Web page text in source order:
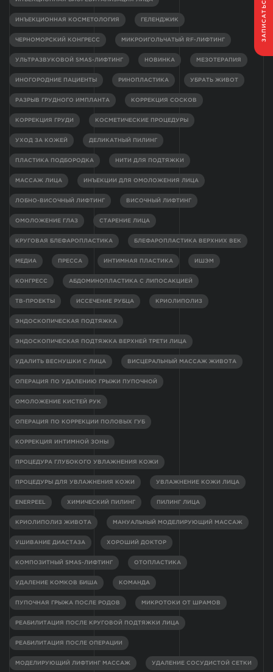
ЗАПИСАТЬСЯ
ИНЪЕКЦИОННАЯ КОСМЕТОЛОГИЯ ГЕЛЕНДЖИК
ЧЕРНОМОРСКИЙ КОНГРЕСС МИКРОИГОЛЬЧАТЫЙ RF-ЛИФТИНГ
УЛЬТРАЗВУКОВОЙ SMAS-ЛИФТИНГ НОВИНКА МЕЗОТЕРАПИЯ
ИНОГОРОДНИЕ ПАЦИЕНТЫ РИНОПЛАСТИКА УБРАТЬ ЖИВОТ
РАЗРЫВ ГРУДНОГО ИМПЛАНТА КОРРЕКЦИЯ СОСКОВ
КОРРЕКЦИЯ ГРУДИ КОСМЕТИЧЕСКИЕ ПРОЦЕДУРЫ
УХОД ЗА КОЖЕЙ ДЕЛИКАТНЫЙ ПИЛИНГ
ПЛАСТИКА ПОДБОРОДКА НИТИ ДЛЯ ПОДТЯЖКИ
МАССАЖ ЛИЦА ИНЪЕКЦИИ ДЛЯ ОМОЛОЖЕНИЯ ЛИЦА
ЛОБНО-ВИСОЧНЫЙ ЛИФТИНГ ВИСОЧНЫЙ ЛИФТИНГ
ОМОЛОЖЕНИЕ ГЛАЗ СТАРЕНИЕ ЛИЦА
КРУГОВАЯ БЛЕФАРОПЛАСТИКА БЛЕФАРОПЛАСТИКА ВЕРХНИХ ВЕК
МЕДИА ПРЕССА ИНТИМНАЯ ПЛАСТИКА ИШЭМ
КОНГРЕСС АБДОМИНОПЛАСТИКА С ЛИПОСАКЦИЕЙ
ТВ-ПРОЕКТЫ ИССЕЧЕНИЕ РУБЦА КРИОЛИПОЛИЗ
ЭНДОСКОПИЧЕСКАЯ ПОДТЯЖКА
ЭНДОСКОПИЧЕСКАЯ ПОДТЯЖКА ВЕРХНЕЙ ТРЕТИ ЛИЦА
УДАЛИТЬ ВЕСНУШКИ С ЛИЦА ВИСЦЕРАЛЬНЫЙ МАССАЖ ЖИВОТА
ОПЕРАЦИЯ ПО УДАЛЕНИЮ ГРЫЖИ ПУПОЧНОЙ
ОМОЛОЖЕНИЕ КИСТЕЙ РУК
ОПЕРАЦИЯ ПО КОРРЕКЦИИ ПОЛОВЫХ ГУБ
КОРРЕКЦИЯ ИНТИМНОЙ ЗОНЫ
ПРОЦЕДУРА ГЛУБОКОГО УВЛАЖНЕНИЯ КОЖИ
ПРОЦЕДУРЫ ДЛЯ УВЛАЖНЕНИЯ КОЖИ УВЛАЖНЕНИЕ КОЖИ ЛИЦА
ENERPEEL ХИМИЧЕСКИЙ ПИЛИНГ ПИЛИНГ ЛИЦА
КРИОЛИПОЛИЗ ЖИВОТА МАНУАЛЬНЫЙ МОДЕЛИРУЮЩИЙ МАССАЖ
УШИВАНИЕ ДИАСТАЗА ХОРОШИЙ ДОКТОР
КОМПОЗИТНЫЙ SMAS-ЛИФТИНГ ОТОПЛАСТИКА
УДАЛЕНИЕ КОМКОВ БИША КОМАНДА
ПУПОЧНАЯ ГРЫЖА ПОСЛЕ РОДОВ МИКРОТОКИ ОТ ШРАМОВ
РЕАБИЛИТАЦИЯ ПОСЛЕ КРУГОВОЙ ПОДТЯЖКИ ЛИЦА
РЕАБИЛИТАЦИЯ ПОСЛЕ ОПЕРАЦИИ
МОДЕЛИРУЮЩИЙ ЛИФТИНГ МАССАЖ УДАЛЕНИЕ СОСУДИСТОЙ СЕТКИ